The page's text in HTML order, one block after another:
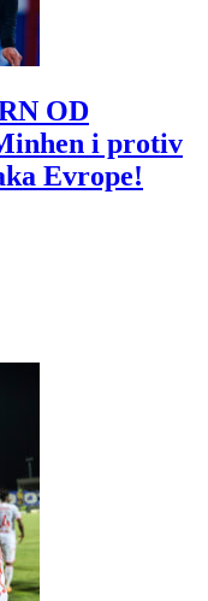
OD
i protiv
Evrope!